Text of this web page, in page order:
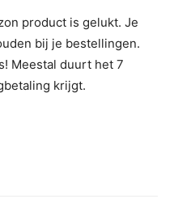
product is gelukt. Je
bij je bestellingen.
Meestal duurt het 7
krijgt.